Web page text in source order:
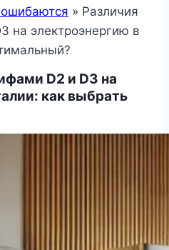
» Различия
на электроэнергию в
D2 и D3 на
как выбрать